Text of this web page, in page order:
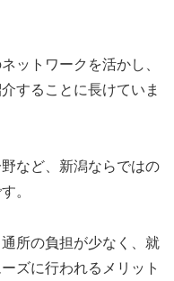
ットワークを活かし、
することに長けていま
など、新潟ならではの
。
所の負担が少なく、就
ズに行われるメリット